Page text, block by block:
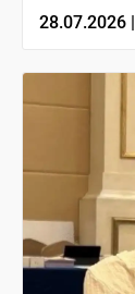
28.07.2026 |